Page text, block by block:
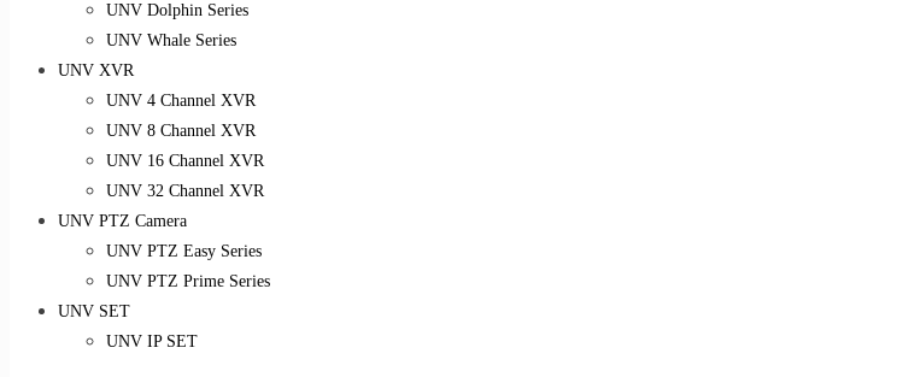
UNV Dolphin Series
UNV Whale Series
UNV XVR
UNV 4 Channel XVR
UNV 8 Channel XVR
UNV 16 Channel XVR
UNV 32 Channel XVR
UNV PTZ Camera
UNV PTZ Easy Series
UNV PTZ Prime Series
UNV SET
UNV IP SET